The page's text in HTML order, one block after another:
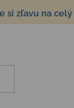
si zľavu na celý